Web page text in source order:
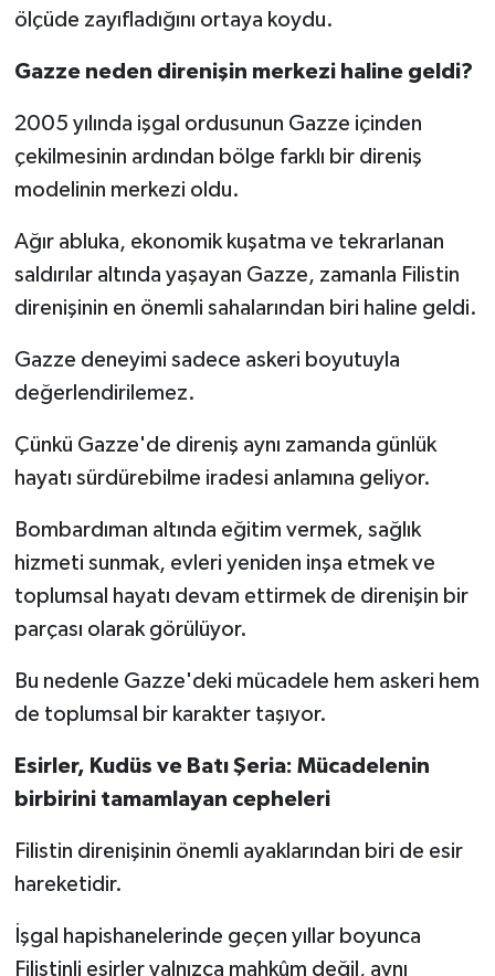
ölçüde zayıfladığını ortaya koydu.
Gazze neden direnişin merkezi haline geldi?
2005 yılında işgal ordusunun Gazze içinden
çekilmesinin ardından bölge farklı bir direniş
modelinin merkezi oldu.
Ağır abluka, ekonomik kuşatma ve tekrarlanan
saldırılar altında yaşayan Gazze, zamanla Filistin
direnişinin en önemli sahalarından biri haline geldi.
Gazze deneyimi sadece askeri boyutuyla
değerlendirilemez.
Çünkü Gazze'de direniş aynı zamanda günlük
hayatı sürdürebilme iradesi anlamına geliyor.
Bombardıman altında eğitim vermek, sağlık
hizmeti sunmak, evleri yeniden inşa etmek ve
toplumsal hayatı devam ettirmek de direnişin bir
parçası olarak görülüyor.
Bu nedenle Gazze'deki mücadele hem askeri hem
de toplumsal bir karakter taşıyor.
Esirler, Kudüs ve Batı Şeria: Mücadelenin
birbirini tamamlayan cepheleri
Filistin direnişinin önemli ayaklarından biri de esir
hareketidir.
İşgal hapishanelerinde geçen yıllar boyunca
Filistinli esirler yalnızca mahkûm değil, aynı